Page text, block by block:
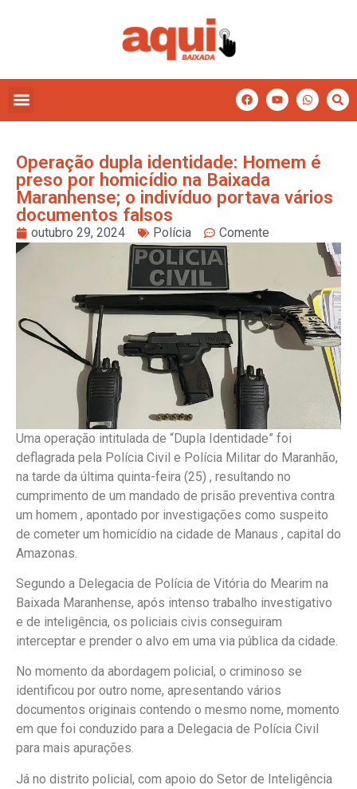
Operação dupla identidade: Homem é
preso por homicídio na Baixada
Maranhense; o indivíduo portava vários
documentos falsos
outubro 29, 2024 Polícia Comente
Uma operação intitulada de “Dupla Identidade” foi
deflagrada pela Polícia Civil e Polícia Militar do Maranhão,
na tarde da última quinta-feira (25) , resultando no
cumprimento de um mandado de prisão preventiva contra
um homem , apontado por investigações como suspeito
de cometer um homicídio na cidade de Manaus , capital do
Amazonas.
Segundo a Delegacia de Polícia de Vitória do Mearim na
Baixada Maranhense, após intenso trabalho investigativo
e de inteligência, os policiais civis conseguiram
interceptar e prender o alvo em uma via pública da cidade.
No momento da abordagem policial, o criminoso se
identificou por outro nome, apresentando vários
documentos originais contendo o mesmo nome, momento
em que foi conduzido para a Delegacia de Polícia Civil
para mais apurações.
Já no distrito policial, com apoio do Setor de Inteligência